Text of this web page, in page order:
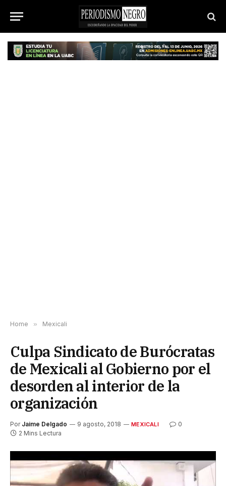
Home » Mexicali
Culpa Sindicato de Burócratas
de Mexicali al Gobierno por el
desorden al interior de la
organización
Por Jaime Delgado 9 agosto, 2018 MEXICALI
0
2 Mins Lectura